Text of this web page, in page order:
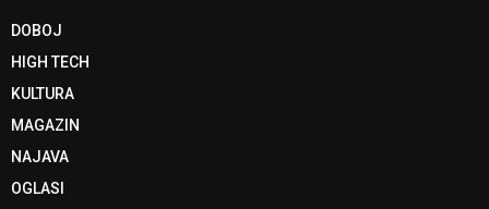
DOBOJ
HIGH TECH
KULTURA
MAGAZIN
NAJAVA
OGLASI